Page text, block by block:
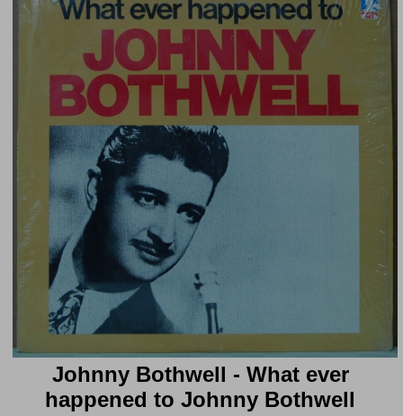
Johnny Bothwell - What ever
happened to Johnny Bothwell